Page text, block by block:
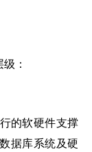
：
的软硬件支撑
据库系统及硬